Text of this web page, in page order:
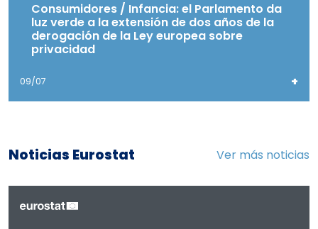
Consumidores / Infancia: el Parlamento da
luz verde a la extensión de dos años de la
derogación de la Ley europea sobre
privacidad
09/07 +
Noticias Eurostat Ver más noticias